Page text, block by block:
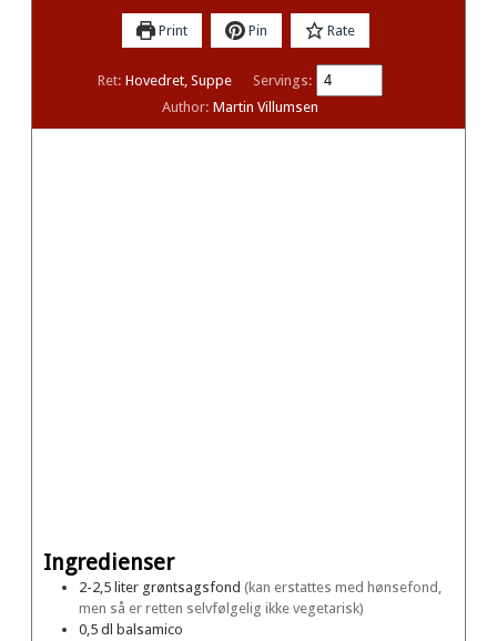
Print Pin Rate
Ret: Hovedret, Suppe
Servings:
Author: Martin Villumsen
Ingredienser
2-2,5 liter grøntsagsfond (kan erstattes med hønsefond,
men så er retten selvfølgelig ikke vegetarisk)
0,5 dl balsamico